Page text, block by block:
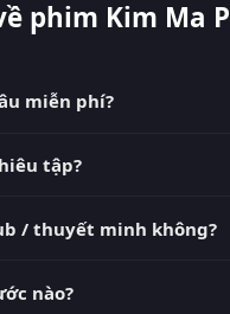
phim Kim Ma
miễn phí?
thế cho PhimMoi,
tập?
/ thuyết minh không?
nào?